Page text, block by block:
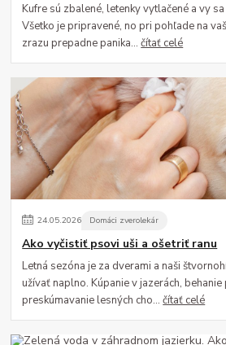
Kufre sú zbalené, letenky vytlačené a vy
Všetko je pripravené, no pri pohľade na
zrazu prepadne panika...čítať celé
24.05.2026 Domáci zverolekár
Ako vyčistiť psovi uši a ošetriť ranu
Letná sezóna je za dverami a naši
užívať naplno. Kúpanie v jazerách,
preskúmavanie lesných cho...čítať celé